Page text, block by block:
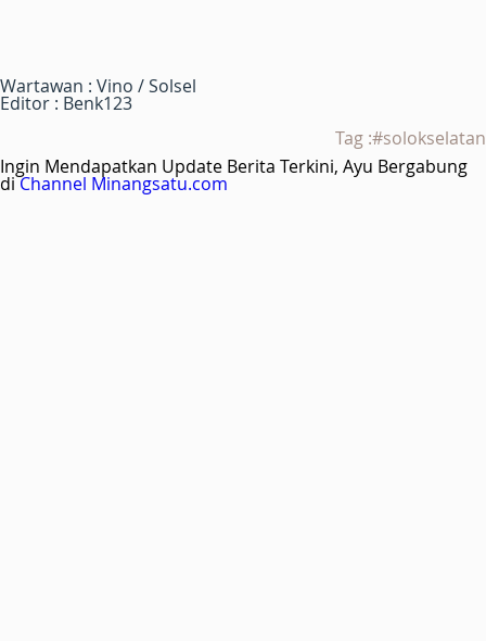
Wartawan : Vino / Solsel
Editor : Benk123
Tag :#solokselatan
Ingin Mendapatkan Update Berita Terkini, Ayu Bergabung
diChannel Minangsatu.com